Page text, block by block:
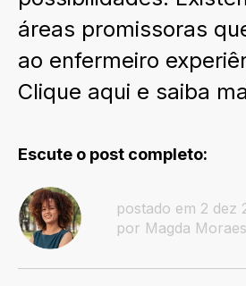
áreas promissoras
ao enfermeiro
Clique aqui e saiba
Escute o post completo:
postado em 2 dez
por Magda Moraes